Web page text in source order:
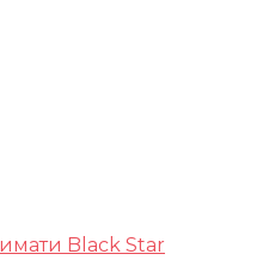
Black Star